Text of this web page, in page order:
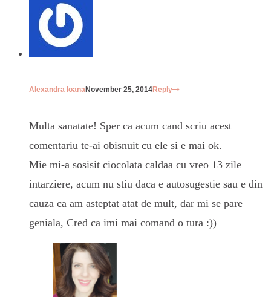
Alexandra IoanaNovember 25, 2014Reply
Multa sanatate! Sper ca acum cand scriu acest
comentariu te-ai obisnuit cu ele si e mai ok.
Mie mi-a sosisit ciocolata caldaa cu vreo 13 zile
intarziere, acum nu stiu daca e autosugestie sau e din
cauza ca am asteptat atat de mult, dar mi se pare
geniala, Cred ca imi mai comand o tura :))